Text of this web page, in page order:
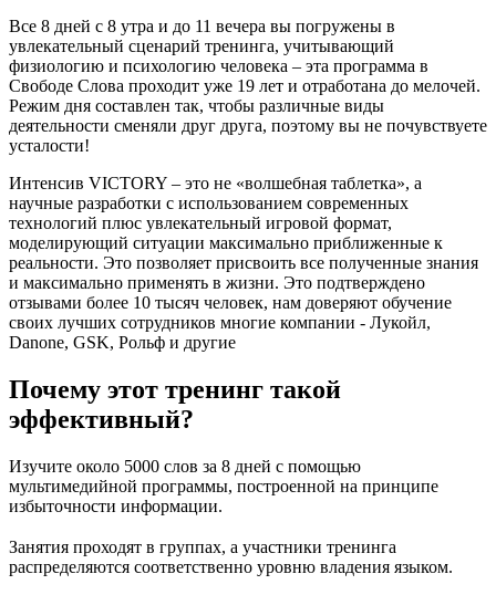
Все 8 дней с 8 утра и до 11 вечера вы погружены в
увлекательный сценарий тренинга, учитывающий
физиологию и психологию человека – эта программа в
Свободе Слова проходит уже 19 лет и отработана до мелочей.
Режим дня составлен так, чтобы различные виды
деятельности сменяли друг друга, поэтому вы не почувствуете
усталости!
Интенсив VICTORY – это не «волшебная таблетка», а
научные разработки с использованием современных
технологий плюс увлекательный игровой формат,
моделирующий ситуации максимально приближенные к
реальности. Это позволяет присвоить все полученные знания
и максимально применять в жизни. Это подтверждено
отзывами более 10 тысяч человек, нам доверяют обучение
своих лучших сотрудников многие компании - Лукойл,
Danone, GSK, Рольф и другие
Почему этот тренинг такой
эффективный?
Изучите около 5000 слов за 8 дней с помощью
мультимедийной программы, построенной на принципе
избыточности информации.
Занятия проходят в группах, а участники тренинга
распределяются соответственно уровню владения языком.